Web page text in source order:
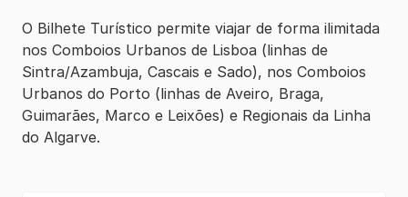
O Bilhete Turístico permite viajar de forma ilimitada
nos Comboios Urbanos de Lisboa (linhas de
Sintra/Azambuja, Cascais e Sado), nos Comboios
Urbanos do Porto (linhas de Aveiro, Braga,
Guimarães, Marco e Leixões) e Regionais da Linha
do Algarve.